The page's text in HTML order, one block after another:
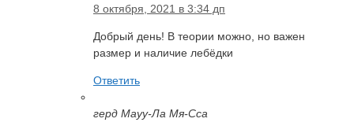
8 октября, 2021 в 3:34 дп
Добрый день! В теории можно, но важен
размер и наличие лебёдки
Ответить
герд Мауу-Ла Мя-Сса